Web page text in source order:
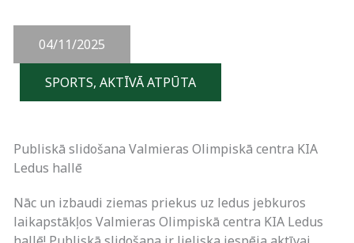
04/11/2025
SPORTS, AKTĪVĀ ATPŪTA
Publiskā slidošana Valmieras Olimpiskā centra KIA
Ledus hallē
Nāc un izbaudi ziemas priekus uz ledus jebkuros
laikapstākļos Valmieras Olimpiskā centra KIA Ledus